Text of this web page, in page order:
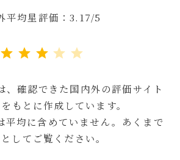
平均星評価：3.17/5
確認できた国内外の評価サイト
もとに作成しています。
平均に含めていません。あくまで
してご覧ください。